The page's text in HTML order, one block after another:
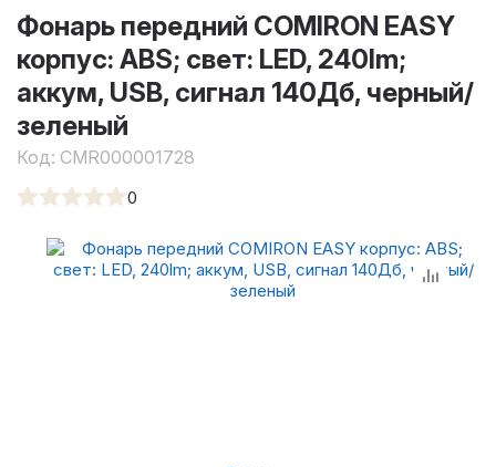
Фонарь передний COMIRON EASY
корпус: ABS; свет: LED, 240lm;
аккум, USB, сигнал 140Дб, черный/
зеленый
Код: CMR000001728
0